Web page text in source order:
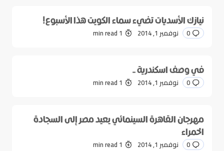
نيازك الأسديات تضيء سماء الكويت هذا الأسبوع!
0 نوفمبر 1, 2014 1 min read
في وصف اسكندرية ..
0 نوفمبر 1, 2014 1 min read
مهرجان القاهرة السينمائي يعيد مصر إلى السجادة
الحمراء
0 نوفمبر 1, 2014 1 min read